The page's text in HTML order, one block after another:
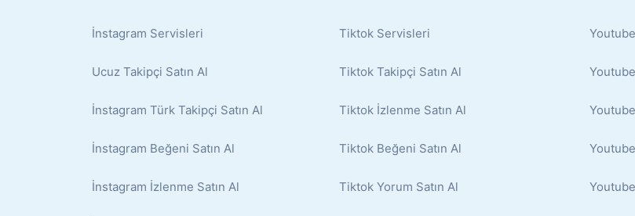
İnstagram Servisleri
Ucuz Takipçi Satın Al
İnstagram Türk Takipçi Satın Al
İnstagram Beğeni Satın Al
İnstagram İzlenme Satın Al
Tiktok Servisleri
Tiktok Takipçi Satın Al
Tiktok İzlenme Satın Al
Tiktok Beğeni Satın Al
Tiktok Yorum Satın Al